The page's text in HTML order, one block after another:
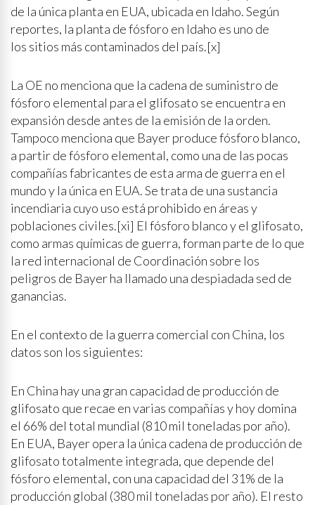
de la única planta en EUA, ubicada en Idaho. Según
reportes, la planta de fósforo en Idaho es uno de
los sitios más contaminados del país.[x]
La OE no menciona que la cadena de suministro de
fósforo elemental para el glifosato se encuentra en
expansión desde antes de la emisión de la orden.
Tampoco menciona que Bayer produce fósforo blanco,
a partir de fósforo elemental, como una de las pocas
compañías fabricantes de esta arma de guerra en el
mundo y la única en EUA. Se trata de una sustancia
incendiaria cuyo uso está prohibido en áreas y
poblaciones civiles.[xi] El fósforo blanco y el glifosato,
como armas químicas de guerra, forman parte de lo que
la red internacional de Coordinación sobre los
peligros de Bayer ha llamado una despiadada sed de
ganancias.
En el contexto de la guerra comercial con China, los
datos son los siguientes:
En China hay una gran capacidad de producción de
glifosato que recae en varias compañías y hoy domina
el 66% del total mundial (810 mil toneladas por año).
En EUA, Bayer opera la única cadena de producción de
glifosato totalmente integrada, que depende del
fósforo elemental, con una capacidad del 31% de la
producción global (380 mil toneladas por año). El resto